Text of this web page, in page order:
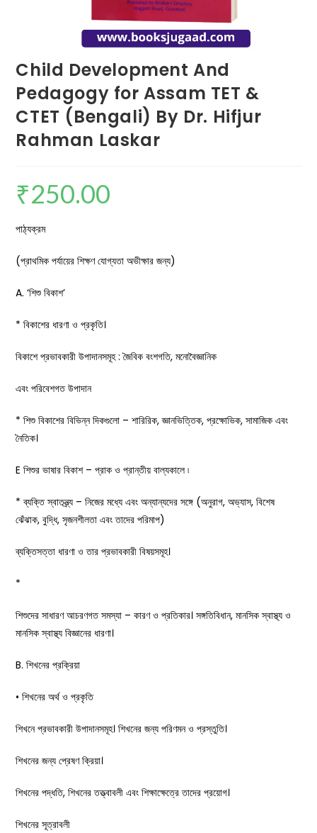
Child Development And
Pedagogy for Assam TET &
CTET (Bengali) By Dr. Hifjur
Rahman Laskar
₹250.00
পাঠ্যক্রম
(প্রাথমিক পর্যায়ের শিক্ষণ যোগ্যতা অভীক্ষার জন্য)
A. ‘শিশু বিকাশ’
* বিকাশের ধারণা ও প্রকৃতি।
বিকাশে প্রভাবকারী উপাদানসমূহ : জৈবিক বংশগতি, মনোবৈজ্ঞানিক
এবং পরিবেশগত উপাদান
* শিশু বিকাশের বিভিন্ন দিকগুলো – শারিরিক, জ্ঞানভিত্তিক, প্রক্ষোভিক, সামাজিক এবং
নৈতিক।
E শিশুর ভাষার বিকাশ – প্রাক ও প্রান্তীয় বাল্যকালে ৷
* ব্যক্তি স্বাতন্ত্র্য – নিজের মধ্যে এবং অন্যান্যদের সঙ্গে (অনুরাগ, অভ্যাস, বিশেষ
ঝেঁঝাক, বুদ্ধি, সৃজনশীলতা এবং তাদের পরিমাপ)
ব্যক্তিসত্তা ধারণা ও তার প্রভাবকারী বিষয়সমূহ।
*
শিশুদের সাধারণ আচরণগত সমস্যা – কারণ ও প্রতিকার। সঙ্গতিবিধান, মানসিক স্বাস্থ্য ও
মানসিক স্বাস্থ্য বিজ্ঞানের ধারণা।
B. শিখনের প্রক্রিয়া
• শিখনের অর্থ ও প্রকৃতি
শিখনে প্রভাবকারী উপাদানসমূহ। শিখনের জন্য পরিণমন ও প্রস্তুতি।
শিখনের জন্য প্রেষণ ক্রিয়া।
শিখনের পদ্ধতি, শিখনের তত্ত্বাবলী এবং শিক্ষাক্ষেত্রে তাদের প্রয়োগ।
শিখনের সূত্রাবলী